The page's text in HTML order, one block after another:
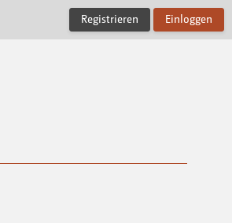
Registrieren Einloggen